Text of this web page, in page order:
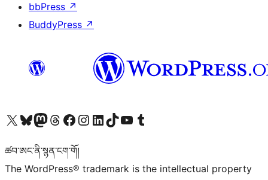
bbPress ↗
BuddyPress ↗
Visit our X (formerly Twitter) account
Visit our Bluesky account
Visit our Mastodon account
Visit our Threads account
Visit our Facebook page
Visit our Instagram account
Visit our LinkedIn account
Visit our TikTok account
Visit our YouTube channel
Visit our Tumblr account
ཚབ་ཨང་ནི་སྙན་ངག་གོ།
The WordPress® trademark is the intellectual property